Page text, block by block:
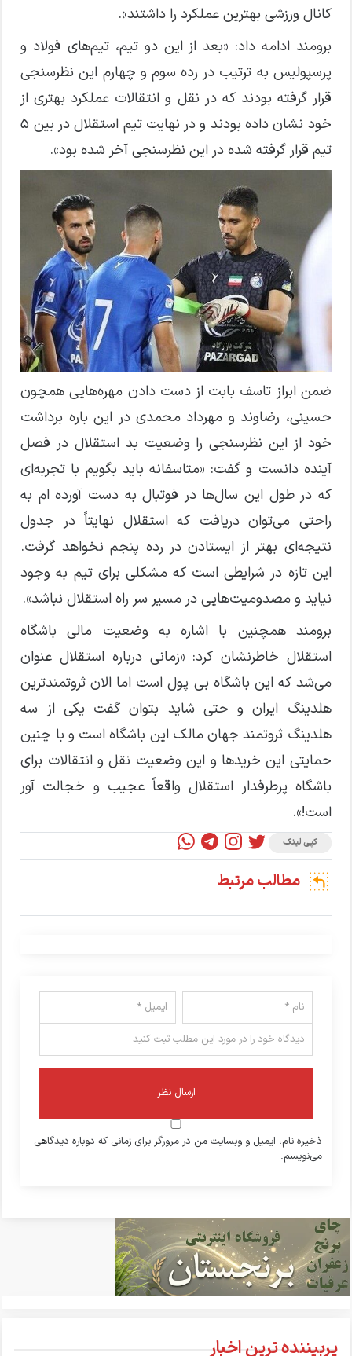
کانال ورزشی بهترین عملکرد را داشتند».
برومند ادامه داد: «بعد از این دو تیم، تیم‌های فولاد و
پرسپولیس به ترتیب در رده سوم و چهارم این نظرسنجی
قرار گرفته بودند که در نقل و انتقالات عملکرد بهتری از
خود نشان داده بودند و در نهایت تیم استقلال در بین ۵
تیم قرار گرفته شده در این نظرسنجی آخر شده بود».
ضمن ابراز تاسف بابت از دست دادن مهره‌هایی همچون
حسینی، رضاوند و مهرداد محمدی در این باره برداشت
خود از این نظرسنجی را وضعیت بد استقلال در فصل
آینده دانست و گفت: «متاسفانه باید بگویم با تجربه‌ای
که در طول این سال‌ها در فوتبال به دست آورده ام به
راحتی می‌توان دریافت که استقلال نهایتاً در جدول
نتیجه‌ای بهتر از ایستادن در رده پنجم نخواهد گرفت.
این تازه در شرایطی است که مشکلی برای تیم به وجود
نیاید و مصدومیت‌هایی در مسیر سر راه استقلال نباشد».
برومند همچنین با اشاره به وضعیت مالی باشگاه
استقلال خاطرنشان کرد: «زمانی درباره استقلال عنوان
می‌شد که این باشگاه بی پول است اما الان ثروتمندترین
هلدینگ ایران و حتی شاید بتوان گفت یکی از سه
هلدینگ ثروتمند جهان مالک این باشگاه است و با چنین
حمایتی این خریدها و این وضعیت نقل و انتقالات برای
باشگاه پرطرفدار استقلال واقعاً عجیب و خجالت آور
است!».
کپی لینک
مطالب مرتبط
ذخیره نام، ایمیل و وبسایت من در مرورگر برای زمانی که دوباره دیدگاهی
می‌نویسم.
پربیننده ترین اخبار